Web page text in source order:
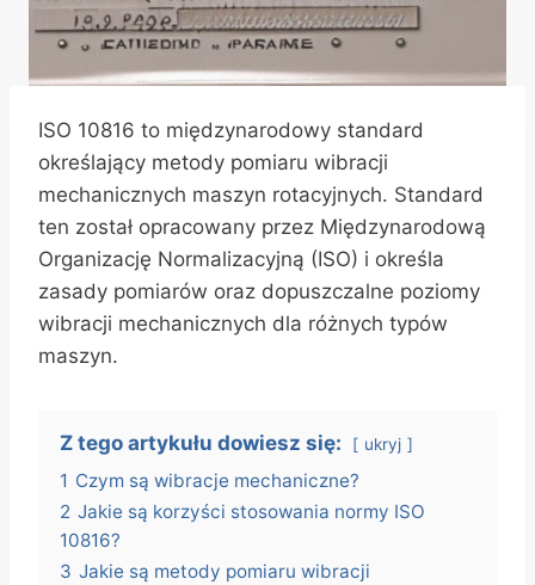
ISO 10816 to międzynarodowy standard
określający metody pomiaru wibracji
mechanicznych maszyn rotacyjnych. Standard
ten został opracowany przez Międzynarodową
Organizację Normalizacyjną (ISO) i określa
zasady pomiarów oraz dopuszczalne poziomy
wibracji mechanicznych dla różnych typów
maszyn.
Z tego artykułu dowiesz się: ukryj
1 Czym są wibracje mechaniczne?
2 Jakie są korzyści stosowania normy ISO
10816?
3 Jakie są metody pomiaru wibracji